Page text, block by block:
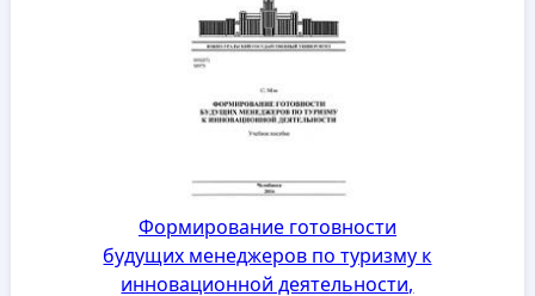
Формирование готовности
будущих менеджеров по туризму к
инновационной деятельности,